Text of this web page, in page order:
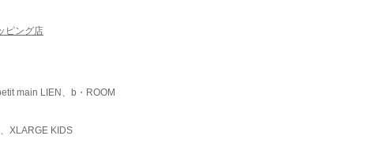
ピング店
main LIEN、b・ROOM
XLARGE KIDS